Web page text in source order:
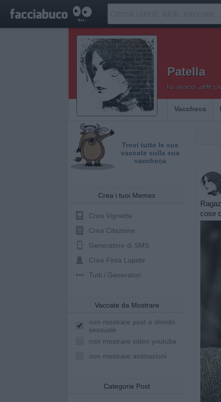
Patella
Io sono
Vaccheca
Trovi tutte le sue
vaccate sulla sua
vaccheca
Crea i tuoi Memes
Crea Vignetta
Crea Citazione
Generatore di SMS
Crea Finta Lapide
Tutti i Generatori
Vaccate da Mostrare
non mostrare post a sfondo
sessuale
non mostrare video youtube
non mostrare animazioni
Categorie Post
cose